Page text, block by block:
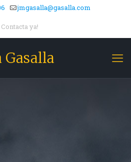
jmgasalla@gasalla.com
Contacta ya!
Gasalla